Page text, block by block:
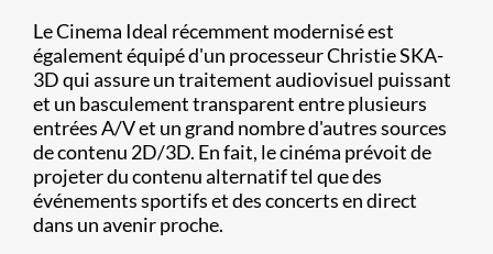
Le Cinema Ideal récemment modernisé est
également équipé d'un processeur Christie SKA-
3D qui assure un traitement audiovisuel puissant
et un basculement transparent entre plusieurs
entrées A/V et un grand nombre d'autres sources
de contenu 2D/3D. En fait, le cinéma prévoit de
projeter du contenu alternatif tel que des
événements sportifs et des concerts en direct
dans un avenir proche.